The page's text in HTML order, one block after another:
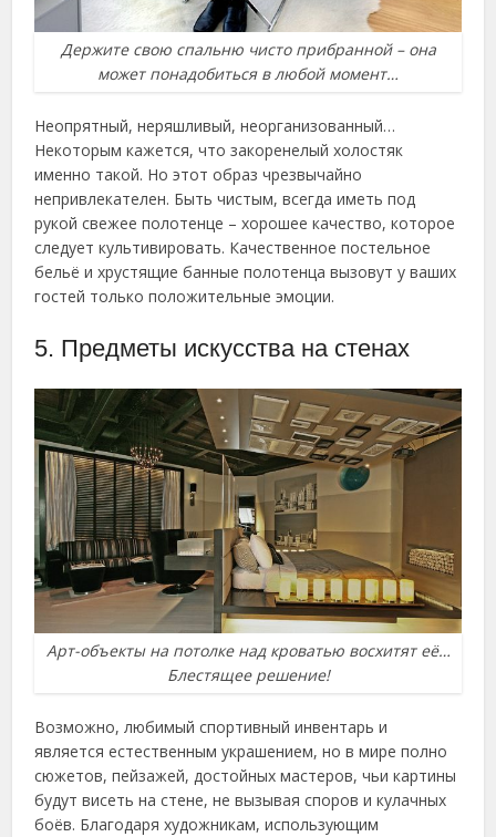
Держите свою спальню чисто прибранной – она
может понадобиться в любой момент…
Неопрятный, неряшливый, неорганизованный…
Некоторым кажется, что закоренелый холостяк
именно такой. Но этот образ чрезвычайно
непривлекателен. Быть чистым, всегда иметь под
рукой свежее полотенце – хорошее качество, которое
следует культивировать. Качественное постельное
бельё и хрустящие банные полотенца вызовут у ваших
гостей только положительные эмоции.
5. Предметы искусства на стенах
Арт-объекты на потолке над кроватью восхитят её…
Блестящее решение!
Возможно, любимый спортивный инвентарь и
является естественным украшением, но в мире полно
сюжетов, пейзажей, достойных мастеров, чьи картины
будут висеть на стене, не вызывая споров и кулачных
боёв. Благодаря художникам, использующим